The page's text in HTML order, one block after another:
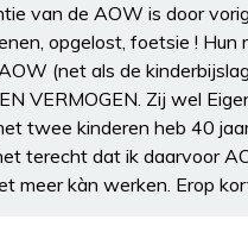
van de AOW is door
opgelost, foetsie !
(net als de
VERMOGEN. Zij wel
twee kinderen heb 40
terecht dat ik daarvoor
meer kàn werken. Erop